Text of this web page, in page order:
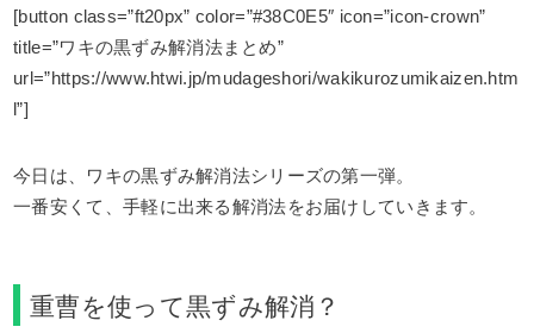
[button class=”ft20px” color=”#38C0E5″ icon=”icon-crown”
title=”ワキの黒ずみ解消法まとめ”
url=”https://www.htwi.jp/mudageshori/wakikurozumikaizen.htm
l”]
今日は、ワキの黒ずみ解消法シリーズの第一弾。
一番安くて、手軽に出来る解消法をお届けしていきます。
重曹を使って黒ずみ解消？